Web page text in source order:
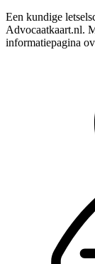
Een kundige
Advocaatkaart.nl.
informatiepagina